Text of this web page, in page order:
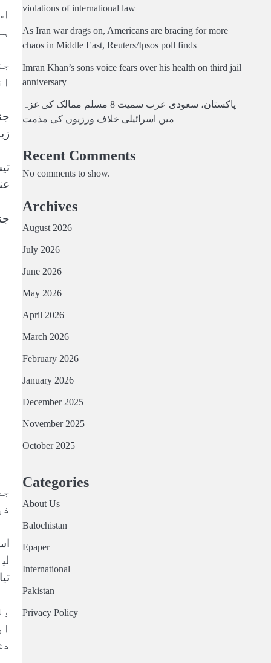
violations of international law
As Iran war drags on, Americans are bracing for more
chaos in Middle East, Reuters/Ipsos poll finds
Imran Khan’s sons voice fears over his health on third jail
anniversary
پاکستان، سعودی عرب سمیت 8 مسلم ممالک کی غزہ
میں اسرائیلی خلاف ورزیوں کی مذمت
Recent Comments
No comments to show.
Archives
August 2026
July 2026
June 2026
May 2026
April 2026
March 2026
February 2026
January 2026
December 2025
November 2025
October 2025
Categories
About Us
Balochistan
Epaper
International
Pakistan
Privacy Policy